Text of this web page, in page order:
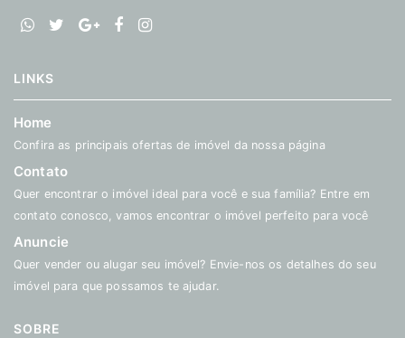
LINKS
Home
Confira as principais ofertas de imóvel da nossa página
Contato
Quer encontrar o imóvel ideal para você e sua família? Entre em
contato conosco, vamos encontrar o imóvel perfeito para você
Anuncie
Quer vender ou alugar seu imóvel? Envie-nos os detalhes do seu
imóvel para que possamos te ajudar.
SOBRE